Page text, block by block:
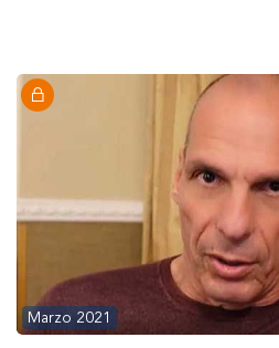
Marzo 2021